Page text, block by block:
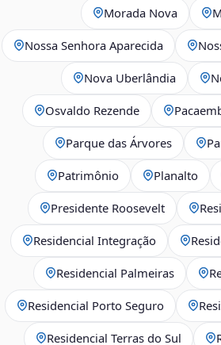
Morada Nova
Nossa Senhora Aparecida
Nova Uberlândia
Osvaldo Rezende
Parque das Árvores
Patrimônio Planalto
Presidente Roosevelt
Residencial Integração
Residencial Palmeiras
Residencial Porto Seguro
Residencial Terras do Sul